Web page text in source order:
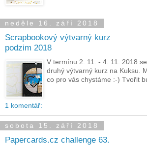
neděle 16. září 2018
Scrapbookový výtvarný kurz
podzim 2018
V termínu 2. 11. - 4. 11. 2018
druhý výtvarný kurz na Kuksu.
co pro vás chystáme :-) Tvořit
1 komentář:
sobota 15. září 2018
Papercards.cz challenge 63.